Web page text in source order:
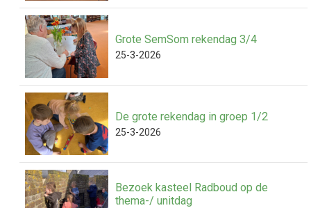
Grote SemSom rekendag 3/4
25-3-2026
De grote rekendag in groep 1/2
25-3-2026
Bezoek kasteel Radboud op de
thema-/ unitdag